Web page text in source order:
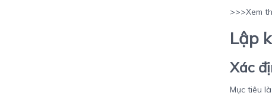
>>>Xem
Lập
Xác
Mục tiêu